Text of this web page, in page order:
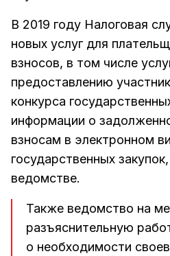
В 2019 году Налоговая
новых услуг для
взносов, в том числе
предоставлению
конкурса
информации о
взносам в электронном
государственных
ведомстве.
Также ведомство на
разъяснительную
о необходимости